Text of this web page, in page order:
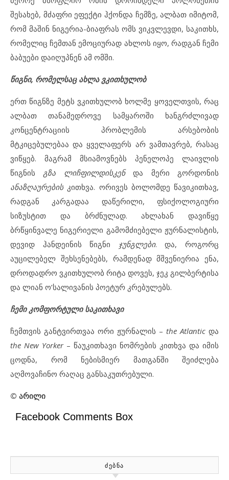
შესახებ, მძაფრი ეფექტი ჰქონდა ჩემზე, ალბათ იმიტომ,
რომ მაშინ ნიგერია-ბიაფრას ომს ვიკვლევდი, საკითხს,
რომელიც ჩემთან ემოციურად ახლოს იყო, რადგან ჩემი
ბაბუები დაიღუპნენ ამ ომში.
წიგნი, რომელსაც ახლა ვკითხულობ
ერთ წიგნზე მეტს ვკითხულობ ხოლმე ყოველთვის, რაც
ალბათ თანამედროვე სამყაროში ხანგრძლივად
კონცენტრაციის პრობლემის არსებობის
მტკიცებულებაა და ყველაფერს არ ვამთავრებ, რასაც
ვიწყებ. მაგრამ მსიამოვნებს პენელოპე ლაივლის
წიგნის გზა ლიჩფილდისკენდა მერი გორდონის
ანაზღაურების კითხვა. ორივეს ბოლომდე წავიკითხავ,
რადგან კარგადაა დაწერილი, ფსიქოლოგიური
სიზუსტით და ბრძნულად. ახლახან დავიწყე
ბრწყინვალე ნიგერიელი გამომძიებელი ჟურნალისტის,
დევიდ ჰანდეინის წიგნი ჯუნგლები. და, როგორც
აუცილებელ შეხსენებებს, რამდენად მშვენიერია ენა,
დროდადრო ვკითხულობ რიტა დოვეს, ჯეკ გილბერტისა
და ლიან ო’სალივანის პოეტურ კრებულებს.
ჩემი კომფორტული საკითხავი
ჩემთვის განტვირთვაა ორი ჟურნალის – the Atlantic და
the New Yorker– წაუკითხავი ნომრების კითხვა და იმის
ცოდნა, რომ ნებისმიერ მათგანში შეიძლება
აღმოვაჩინო რაღაც განსაკუთრებული.
© არილი
Facebook Comments Box
ᲫᲔᲑᲜᲐ